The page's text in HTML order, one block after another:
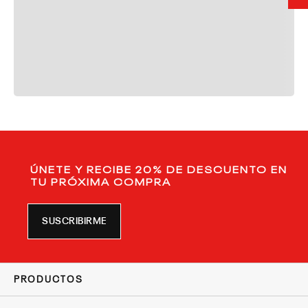
ÚNETE Y RECIBE 20% DE DESCUENTO EN
TU PRÓXIMA COMPRA
SUSCRIBIRME
PRODUCTOS